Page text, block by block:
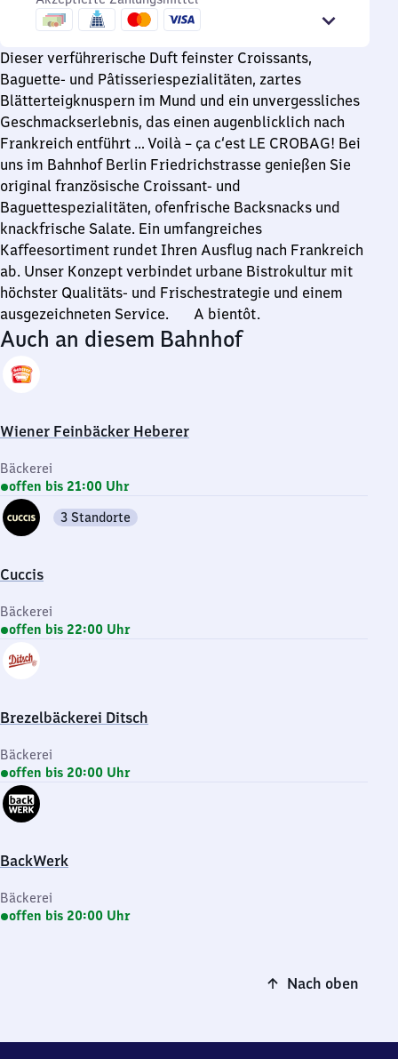
Uhr
21
bis
Uhr
Dieser verführerische Duft feinster Croissants,
Baguette- und Pâtisseriespezialitäten, zartes
Blätterteigknuspern im Mund und ein unvergessliches
Geschmackserlebnis, das einen augenblicklich nach
Frankreich entführt … Voilà – ça c‘est LE CROBAG! Bei
uns im Bahnhof Berlin Friedrichstrasse genießen Sie
original französische Croissant- und
Baguettespezialitäten, ofenfrische Backsnacks und
knackfrische Salate. Ein umfangreiches
Kaffeesortiment rundet Ihren Ausflug nach Frankreich
ab. Unser Konzept verbindet urbane Bistrokultur mit
höchster Qualitäts- und Frischestrategie und einem
ausgezeichneten Service. A bientôt.
Auch an diesem Bahnhof
Wiener Feinbäcker Heberer
Bäckerei
offen bis 21:00 Uhr
Cuccis
3 Standorte
Bäckerei
offen bis 22:00 Uhr
Brezelbäckerei Ditsch
Bäckerei
offen bis 20:00 Uhr
BackWerk
Bäckerei
offen bis 20:00 Uhr
Nach oben